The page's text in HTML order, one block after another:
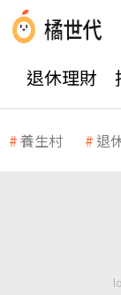
退休理財
養生村 退